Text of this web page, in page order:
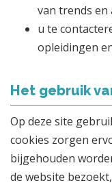
van trends
u te
opleidingen
Het gebruik
Op deze site
cookies zorgen
bijgehouden
de website